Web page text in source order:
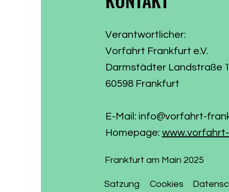
Verantwortlicher:
Vorfahrt Frankfurt e.V.
Darmstädter Landstraße
60598 Frankfurt
E-Mail: info@vorfahrt-
Homepage:
Frankfurt am Main 2025
Satzung Cookies